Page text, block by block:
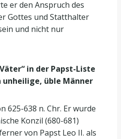
er den Anspruch des
Gottes und Statthalter
und nicht nur
in der Papst-Liste
unheilige, üble Männer
625-638 n. Chr. Er wurde
Konzil (680-681)
von Papst Leo II. als